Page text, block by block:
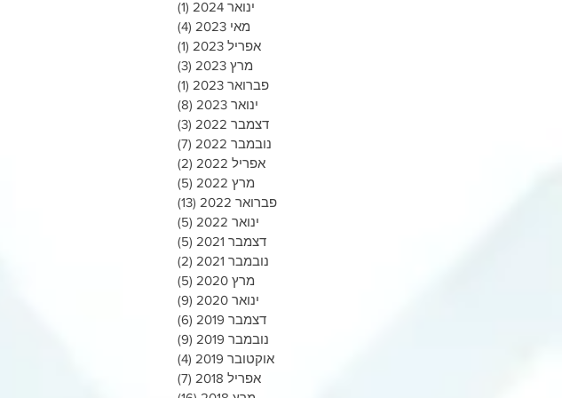
ינואר 2024
(1)
מאי 2023
(4)
אפריל 2023
(1)
מרץ 2023
(3)
פברואר 2023
(1)
ינואר 2023
(8)
דצמבר 2022
(3)
נובמבר 2022
(7)
אפריל 2022
(2)
מרץ 2022
(5)
פברואר 2022
(13)
ינואר 2022
(5)
דצמבר 2021
(5)
נובמבר 2021
(2)
מרץ 2020
(5)
ינואר 2020
(9)
דצמבר 2019
(6)
נובמבר 2019
(9)
אוקטובר 2019
(4)
אפריל 2018
(7)